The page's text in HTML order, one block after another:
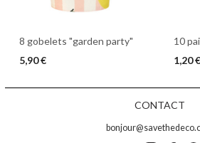
8 gobelets "garden party"
5,90 €
10
1,20 €
CONTACT